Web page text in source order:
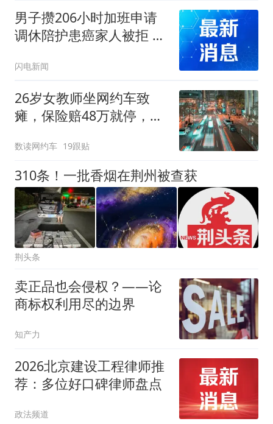
男子攒206小时加班申请
调休陪护患癌家人被拒 公
法院戳破
闪电新闻
26岁女教师坐网约车致
瘫，保险赔48万就停，剩
数读网约车 19跟贴
310条！一批香烟在荆州被查获
荆头条
卖正品也会侵权？——论
商标权利用尽的边界
知产力
2026北京建设工程律师推
荐：多位好口碑律师盘点
政法频道